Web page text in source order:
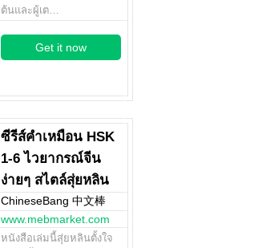
ต้นและผู้เต…
Get it now
ซีรีส์คำเหมือน HSK
1-6 ไวยากรณ์จีน
ง่ายๆ สไตล์สุ่ยหลิน
ChineseBang 中文棒
www.mebmarket.com
หนังสือเล่มนี้สุ่ยหลินตั้งใจ